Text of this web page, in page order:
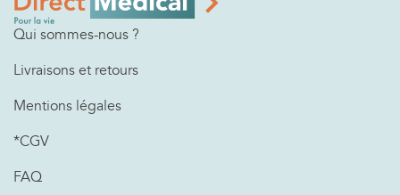
Qui sommes-nous ?
Livraisons et retours
Mentions légales
*CGV
FAQ